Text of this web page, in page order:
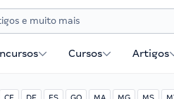
Cursos Artigos